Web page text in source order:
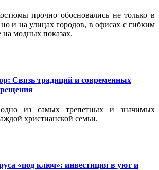
прочно обосновались не только в
и на улицах городов, в офисах с гибким
на модных показах.
Связь традиций и современных
из самых трепетных и значимых
христианской семьи.
«под ключ»: инвестиция в уют и